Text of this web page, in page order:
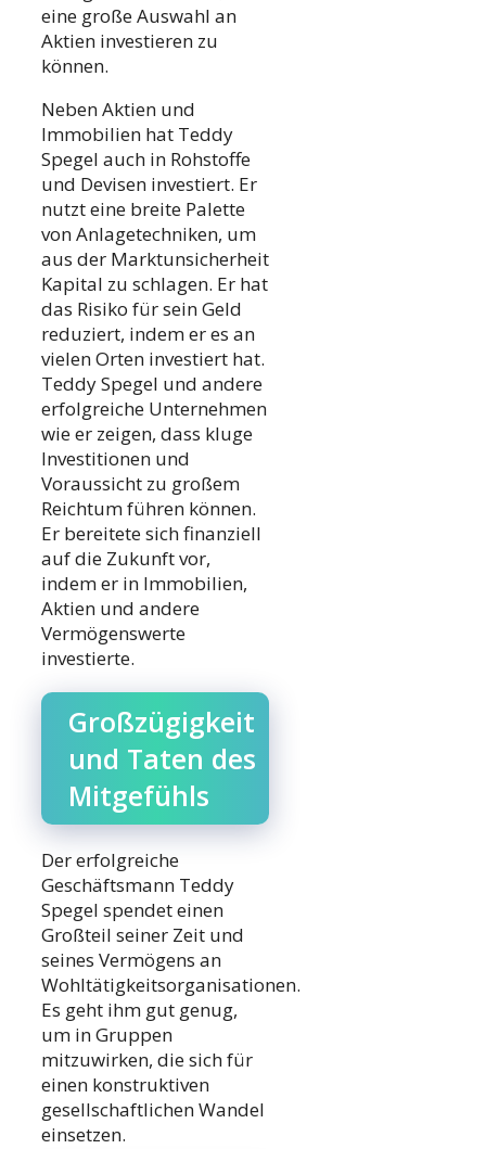
eine große Auswahl an
Aktien investieren zu
können.
Neben Aktien und
Immobilien hat Teddy
Spegel auch in Rohstoffe
und Devisen investiert. Er
nutzt eine breite Palette
von Anlagetechniken, um
aus der Marktunsicherheit
Kapital zu schlagen. Er hat
das Risiko für sein Geld
reduziert, indem er es an
vielen Orten investiert hat.
Teddy Spegel und andere
erfolgreiche Unternehmen
wie er zeigen, dass kluge
Investitionen und
Voraussicht zu großem
Reichtum führen können.
Er bereitete sich finanziell
auf die Zukunft vor,
indem er in Immobilien,
Aktien und andere
Vermögenswerte
investierte.
Großzügigkeit
und Taten des
Mitgefühls
Der erfolgreiche
Geschäftsmann Teddy
Spegel spendet einen
Großteil seiner Zeit und
seines Vermögens an
Wohltätigkeitsorganisationen.
Es geht ihm gut genug,
um in Gruppen
mitzuwirken, die sich für
einen konstruktiven
gesellschaftlichen Wandel
einsetzen.